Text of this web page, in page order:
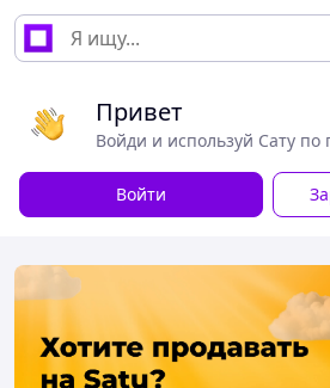
Привет
Войди и используй Сату по
Войти